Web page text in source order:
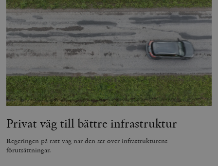
Privat väg till bättre infrastruktur
Regeringen på rätt väg när den ser över infrastrukturens
förutsättningar.